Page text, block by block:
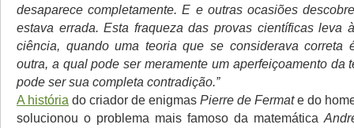
desaparece completamente. E e outras ocasiões
estava errada. Esta fraqueza das provas científicas leva
ciência, quando uma teoria que se considerava correta
outra, a qual pode ser meramente um aperfeiçoamento da
pode ser sua completa contradição.”
A história do criador de enigmas Pierre de Fermate do
solucionou o problema mais famoso da matemática